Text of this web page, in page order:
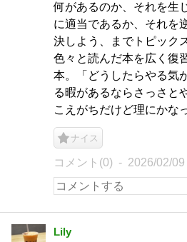
何があるのか、それを生
に適当であるか、それを
決しよう、までトピック
色々と読んだ本を広く復
本。「どうしたらやる気
る暇があるならさっさと
こえがちだけど理にかな
ナイス
コメント(0) 2026/02/09
Lily